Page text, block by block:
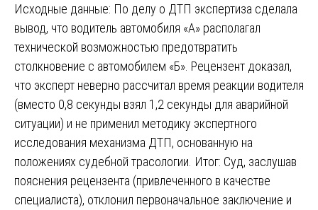
Исходные данные: По делу о ДТП экспертиза сделала
вывод, что водитель автомобиля «А» располагал
технической возможностью предотвратить
столкновение с автомобилем «Б». Рецензент доказал,
что эксперт неверно рассчитал время реакции водителя
(вместо 0,8 секунды взял 1,2 секунды для аварийной
ситуации) и не применил методику экспертного
исследования механизма ДТП, основанную на
положениях судебной трасологии. Итог: Суд, заслушав
пояснения рецензента (привлеченного в качестве
специалиста), отклонил первоначальное заключение и